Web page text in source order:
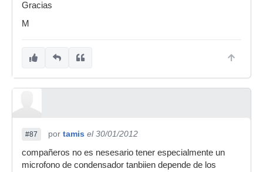
Gracias
M
#87 por tamis el 30/01/2012
compañeros no es nesesario tener especialmente un
microfono de condensador tanbiien depende de los